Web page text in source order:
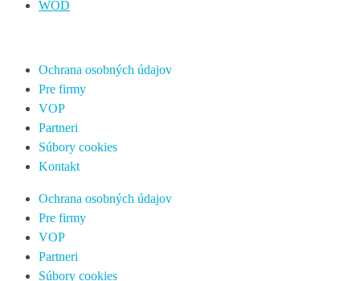
WOD
Ochrana osobných údajov
Pre firmy
VOP
Partneri
Súbory cookies
Kontakt
Ochrana osobných údajov
Pre firmy
VOP
Partneri
Súbory cookies